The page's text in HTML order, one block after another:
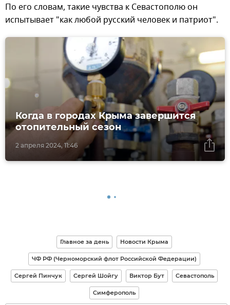
По его словам, такие чувства к Севастополю он
испытывает "как любой русский человек и патриот".
2 апреля 2024, 11:46
Когда в городах Крыма завершится
отопительный сезон
Главное за день Новости Крыма
ЧФ РФ (Черноморский флот Российской Федерации)
Сергей Пинчук Сергей Шойгу Виктор Бут Севастополь
Симферополь